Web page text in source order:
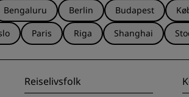
Bengaluru Berlin Budapest
Paris Riga Shanghai
Reiselivsfolk